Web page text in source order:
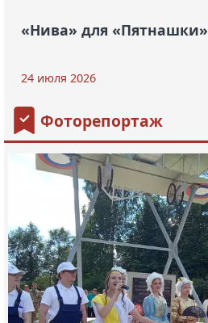
«Нива» для «Пятнашки»
24 июля 2026
Фоторепортаж